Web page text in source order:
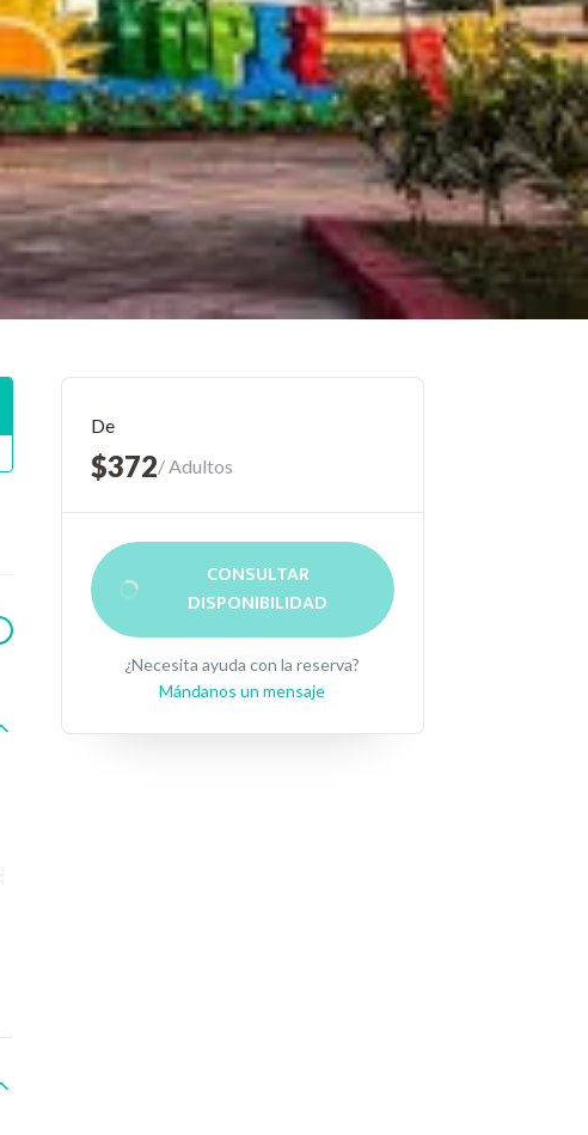
De
$372/ Adultos
CONSULTAR
DISPONIBILIDAD
¿Necesita ayuda con la reserva?
Mándanos un mensaje